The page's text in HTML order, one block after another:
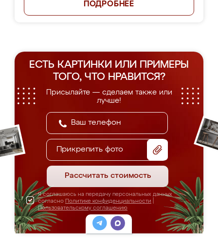
ПОДРОБНЕЕ
ЕСТЬ КАРТИНКИ ИЛИ ПРИМЕРЫ
ТОГО, ЧТО НРАВИТСЯ?
Присылайте — сделаем также или
лучше!
Прикрепить фото
Рассчитать стоимость
Я соглашаюсь на передачу персональных данных
согласно Политике конфиденциальности
Пользовательскому соглашению